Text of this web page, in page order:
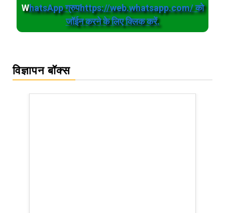
WhatsApp ग्रुपhttps://web.whatsapp.com/ को
जॉईन करने के लिए क्लिक करें.
विज्ञापन बॉक्स